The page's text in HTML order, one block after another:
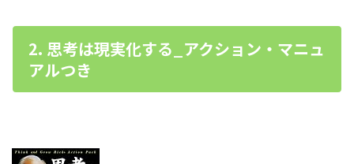
2. 思考は現実化する_アクション・マニュ
アルつき